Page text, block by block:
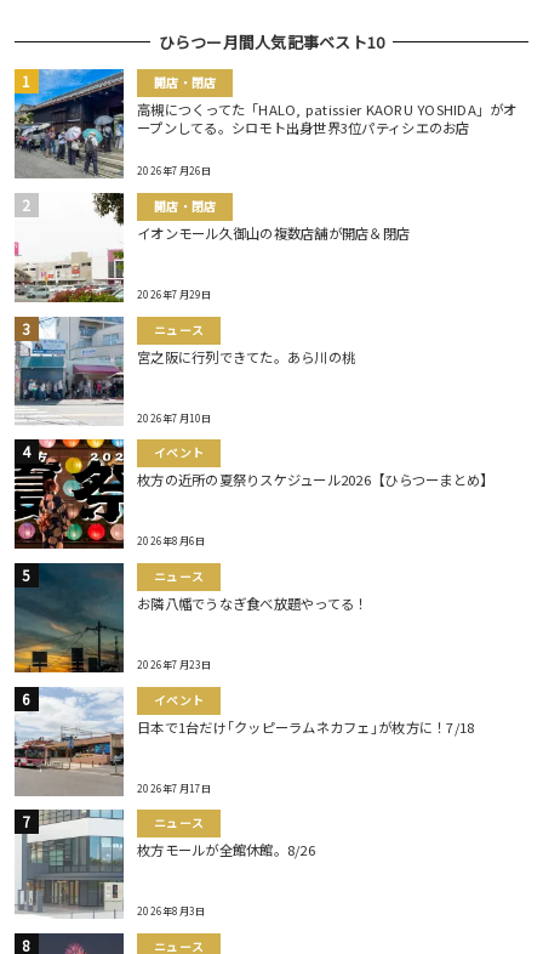
ひらつー月間人気記事ベスト10
開店・閉店
高槻につくってた「HALO, patissier KAORU YOSHIDA」がオ
ープンしてる。シロモト出身世界3位パティシエのお店
2026年7月26日
開店・閉店
イオンモール久御山の複数店舗が開店＆閉店
2026年7月29日
ニュース
宮之阪に行列できてた。あら川の桃
2026年7月10日
イベント
枚方の近所の夏祭りスケジュール2026【ひらつーまとめ】
2026年8月6日
ニュース
お隣八幡でうなぎ食べ放題やってる！
2026年7月23日
イベント
日本で1台だけ｢クッピーラムネカフェ｣が枚方に！7/18
2026年7月17日
ニュース
枚方モールが全館休館。8/26
2026年8月3日
ニュース